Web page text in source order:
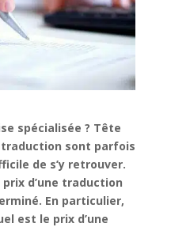
spécialisée ? Tête
traduction sont parfois
de s’y retrouver.
d’une traduction
En particulier,
est le prix d’une